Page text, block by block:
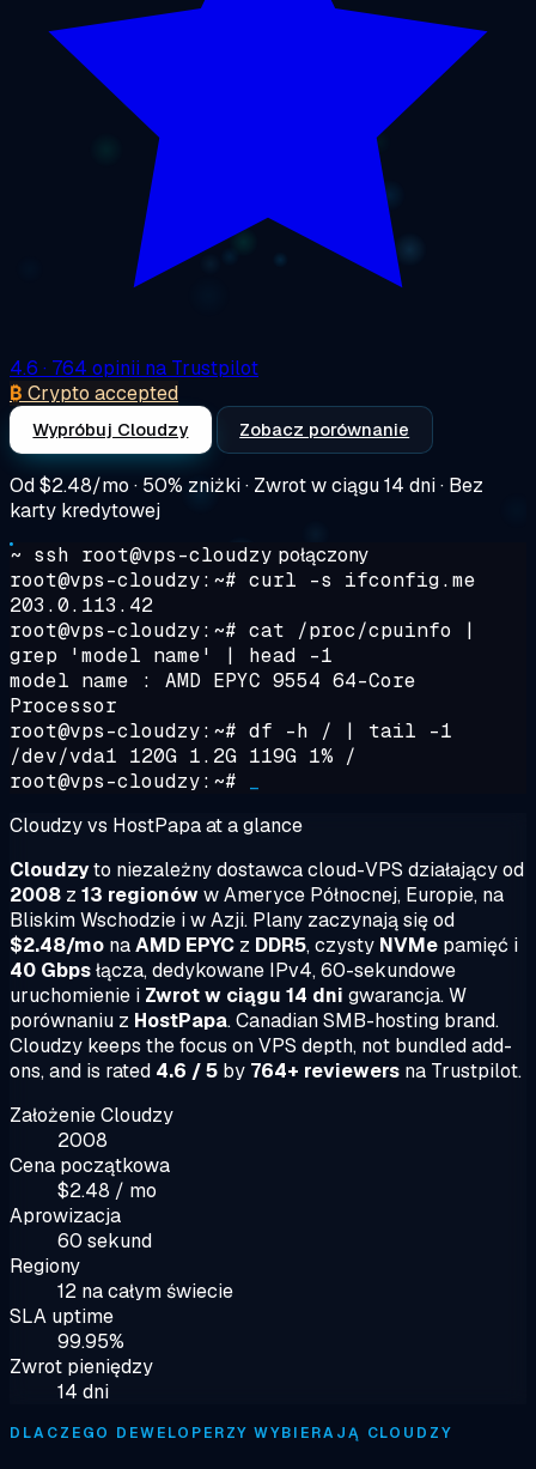
4.6 · 764 opinii na Trustpilot
₿ Crypto accepted
Wypróbuj Cloudzy Zobacz porównanie
Od$2.48/mo · 50% zniżki · Zwrot w ciągu 14 dni · Bez
karty kredytowej
~ ssh root@vps-cloudzy połączony
root@vps-cloudzy:~# curl -s ifconfig.me
203.0.113.42
root@vps-cloudzy:~# cat /proc/cpuinfo |
grep 'model name' | head -1
model name : AMD EPYC 9554 64-Core
Processor
root@vps-cloudzy:~# df -h / | tail -1
/dev/vda1 120G 1.2G 119G 1% /
root@vps-cloudzy:~#
Cloudzy vs HostPapa at a glance
Cloudzyto niezależny dostawca cloud-VPS działający od
2008 z 13 regionóww Ameryce Północnej, Europie, na
Bliskim Wschodzie i w Azji. Plany zaczynają się od
$2.48/mo naAMD EPYC z DDR5, czysty NVMe pamięć i
40 Gbpsłącza, dedykowane IPv4, 60-sekundowe
uruchomienie i Zwrot w ciągu 14 dni gwarancja. W
porównaniu z HostPapa. Canadian SMB-hosting brand.
Cloudzy keeps the focus on VPS depth, not bundled add-
ons, and is rated 4.6 / 5 by 764+ reviewers na Trustpilot.
Założenie Cloudzy
2008
Cena początkowa
$2.48 / mo
Aprowizacja
60 sekund
Regiony
12 na całym świecie
SLA uptime
99.95%
Zwrot pieniędzy
14 dni
DLACZEGO DEWELOPERZY WYBIERAJĄ CLOUDZY